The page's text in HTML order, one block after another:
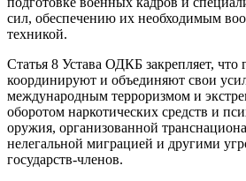
сил, обеспечению их необходимым
техникой.
Статья 8 Устава ОДКБ закрепляет, что
координируют и объединяют свои
международным терроризмом и
оборотом наркотических средств и
оружия, организованной
нелегальной миграцией и другими
государств-членов.